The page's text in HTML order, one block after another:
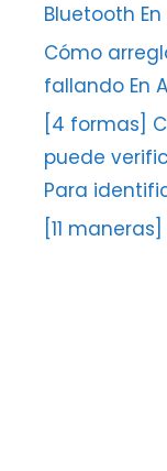
Bluetooth
Cómo
fallando En
[4 formas]
puede
Para
[11